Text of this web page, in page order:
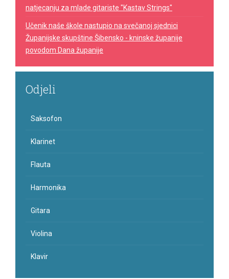
natjecanju za mlade gitariste "Kastav Strings"
Učenik naše škole nastupio na svečanoj sjednici
Županijske skupštine Šibensko - kninske županije
povodom Dana županije
Odjeli
Saksofon
Klarinet
Flauta
Harmonika
Gitara
Violina
Klavir